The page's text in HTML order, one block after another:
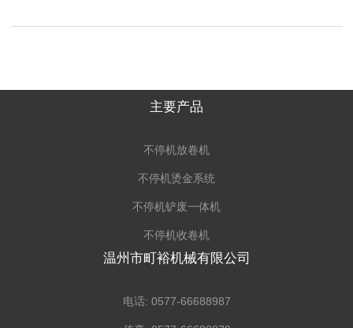
主要产品
不停机放卷机
不停机烫金系统
不停机铲废一体机
不停机收卷机
温州市町裕机械有限公司
电话: 0577-66688987